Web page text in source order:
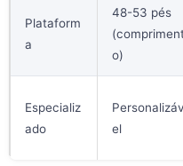
Plataform
a
48-53 pés
o)
Especializ
ado
Personalizáv
el